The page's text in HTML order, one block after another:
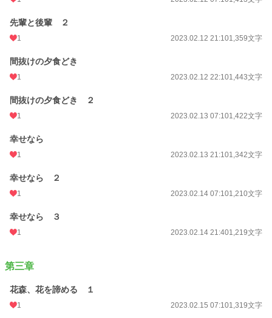
先輩と後輩 ２
1 2023.02.12 21:101,359文字
間抜けの夕食どき
1 2023.02.12 22:101,443文字
間抜けの夕食どき ２
1 2023.02.13 07:101,422文字
幸せなら
1 2023.02.13 21:101,342文字
幸せなら ２
1 2023.02.14 07:101,210文字
幸せなら ３
1 2023.02.14 21:401,219文字
第三章
花森、花を諦める １
1 2023.02.15 07:101,319文字